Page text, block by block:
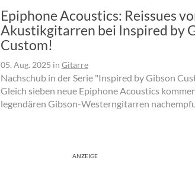
Epiphone Acoustics: Reissues
Akustikgitarren bei Inspired by
Custom!
05. Aug. 2025 in Gitarre
Nachschub in der Serie "Inspired by Gibson
Gleich sieben neue Epiphone Acoustics
legendären Gibson-Westerngitarren
ANZEIGE